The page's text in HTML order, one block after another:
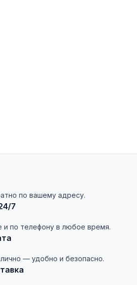
по вашему адресу.
7
и по телефону в любое время.
— удобно и безопасно.